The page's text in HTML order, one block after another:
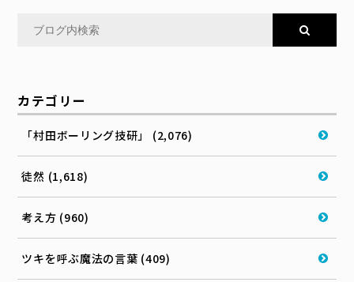
カテゴリー
「村田ボーリング技研」 (2,076)
徒然 (1,618)
考え方 (960)
ツキを呼ぶ魔法の言葉 (409)